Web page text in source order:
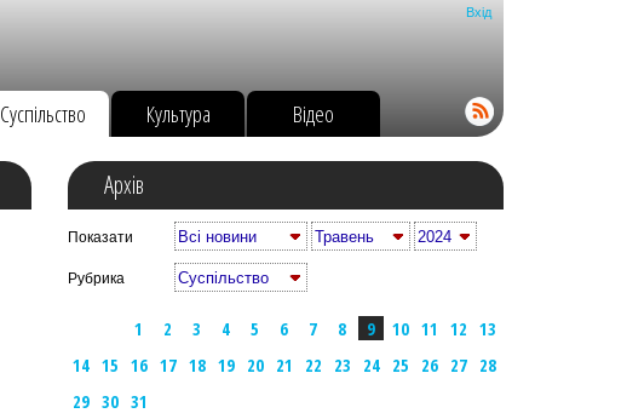
Вхід
Суспільство Культура Відео
Архів
Показати
Рубрика
1 2 3 4 5 6 7 8 9 10 11 12 13
14 15 16 17 18 19 20 21 22 23 24 25 26 27 28
29 30 31